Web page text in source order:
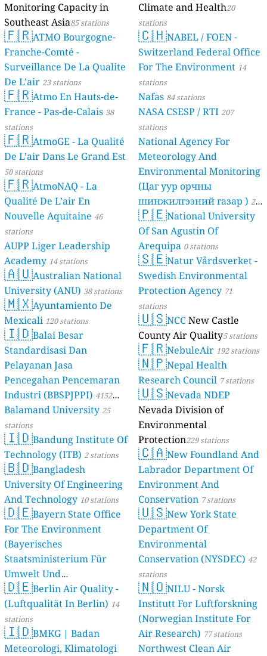
Monitoring Capacity in
Southeast Asia85 stations
🇫🇷ATMO Bourgogne-
Franche-Comté -
Surveillance De La Qualite
De L’air 23 stations
🇫🇷Atmo En Hauts-de-
France - Pas-de-Calais 38
stations
🇫🇷AtmoGE - La Qualité
De L’air Dans Le Grand Est
50 stations
🇫🇷AtmoNAQ - La
Qualité De L’air En
Nouvelle Aquitaine 46
stations
AUPP Liger Leadership
Academy 14 stations
🇦🇺Australian National
University (ANU) 38 stations
🇲🇽Ayuntamiento De
Mexicali 120 stations
🇮🇩Balai Besar
Standardisasi Dan
Pelayanan Jasa
Pencegahan Pencemaran
Industri (BBSPJPPI) 4152
stations
Balamand University25
stations
🇮🇩Bandung Institute Of
Technology (ITB) 2 stations
🇧🇩Bangladesh
University Of Engineering
And Technology 10 stations
🇩🇪Bayern State Office
For The Environment
(Bayerisches
Staatsministerium Für
Umwelt Und
Verbraucherschutz) - LfU
46 stations
🇩🇪Berlin Air Quality -
(Luftqualität In Berlin) 14
stations
🇮🇩BMKG | Badan
Meteorologi, Klimatologi
Climate and Health20
stations
🇨🇭NABEL / FOEN -
Switzerland Federal Office
For The Environment 14
stations
Nafas 84 stations
NASA CSESP / RTI 207
stations
National Agency For
Meteorology And
Environmental Monitoring
(Цаг уур орчны
шинжилгээний газар ) 21
stations
🇵🇪National University
Of San Agustin Of
Arequipa 0 stations
🇸🇪Natur Vårdsverket -
Swedish Environmental
Protection Agency 71
stations
🇺🇸NCCNew Castle
County Air Quality5 stations
🇫🇷NebuleAir 192 stations
🇳🇵Nepal Health
Research Council 7 stations
🇺🇸Nevada NDEP
Nevada Division of
Environmental
Protection229 stations
🇨🇦New Foundland And
Labrador Department Of
Environment And
Conservation 7 stations
🇺🇸New York State
Department Of
Environmental
Conservation (NYSDEC) 42
stations
🇳🇴NILU - Norsk
Institutt For Luftforskning
(Norwegian Institute For
Air Research) 77 stations
Northwest Clean Air